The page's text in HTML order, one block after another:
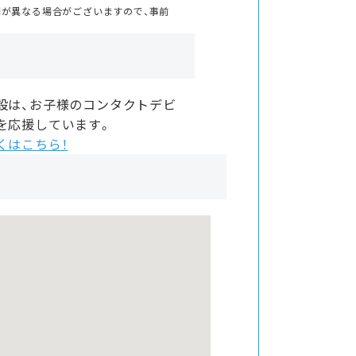
異なる場合がございますので、事前
は、お子様のコンタクトデビ
応援しています。
はこちら！